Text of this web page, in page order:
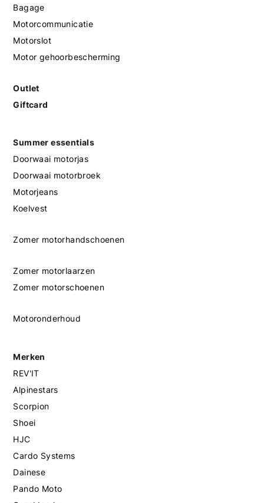
Bagage
Motorcommunicatie
Motorslot
Motor gehoorbescherming
Outlet
Giftcard
Summer essentials
Doorwaai motorjas
Doorwaai motorbroek
Motorjeans
Koelvest
Zomer motorhandschoenen
Zomer motorlaarzen
Zomer motorschoenen
Motoronderhoud
Merken
REV'IT
Alpinestars
Scorpion
Shoei
HJC
Cardo Systems
Dainese
Pando Moto